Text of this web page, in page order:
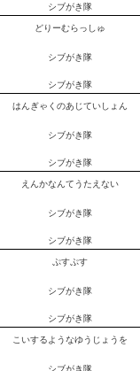
シブがき隊
どりーむらっしゅ
シブがき隊
シブがき隊
はんぎゃくのあじていしょん
シブがき隊
シブがき隊
えんかなんてうたえない
シブがき隊
シブがき隊
ぷすぷす
シブがき隊
シブがき隊
こいするようなゆうじょうを
シブがき隊